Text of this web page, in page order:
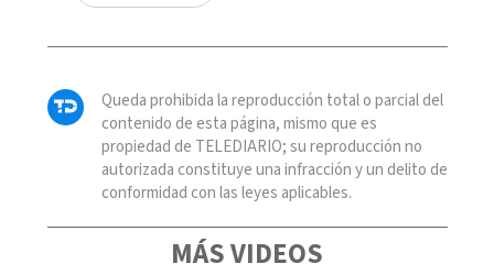
Queda prohibida la reproducción total o parcial del
contenido de esta página, mismo que es
propiedad de TELEDIARIO; su reproducción no
autorizada constituye una infracción y un delito de
conformidad con las leyes aplicables.
MÁS VIDEOS